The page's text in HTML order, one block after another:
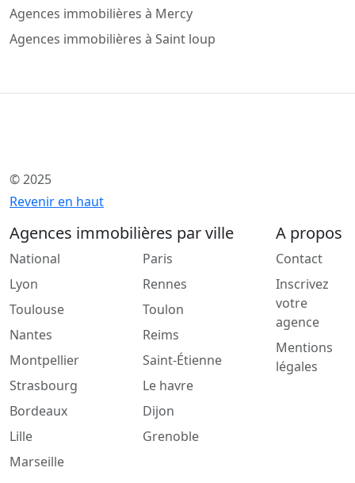
Agences immobilières à Mercy
Agences immobilières à Saint loup
© 2025
Revenir en haut
Agences immobilières par ville
National
Lyon
Toulouse
Nantes
Montpellier
Strasbourg
Bordeaux
Lille
Marseille
Paris
Rennes
Toulon
Reims
Saint-Étienne
Le havre
Dijon
Grenoble
A propos
Contact
Inscrivez
votre
agence
Mentions
légales